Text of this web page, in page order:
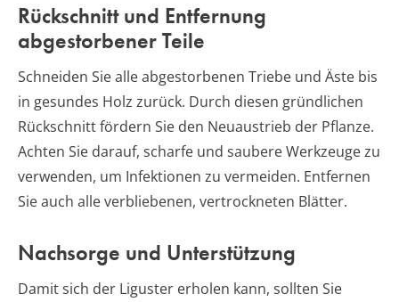
Rückschnitt und Entfernung
abgestorbener Teile
Schneiden Sie alle abgestorbenen Triebe und Äste bis
in gesundes Holz zurück. Durch diesen gründlichen
Rückschnitt fördern Sie den Neuaustrieb der Pflanze.
Achten Sie darauf, scharfe und saubere Werkzeuge zu
verwenden, um Infektionen zu vermeiden. Entfernen
Sie auch alle verbliebenen, vertrockneten Blätter.
Nachsorge und Unterstützung
Damit sich der Liguster erholen kann, sollten Sie